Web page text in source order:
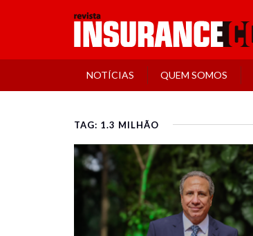
NOTÍCIAS QUEM SOMOS
TAG: 1.3 MILHÃO